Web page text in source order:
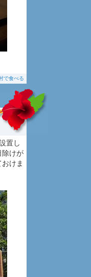
で食べる
置し
除けが
けま